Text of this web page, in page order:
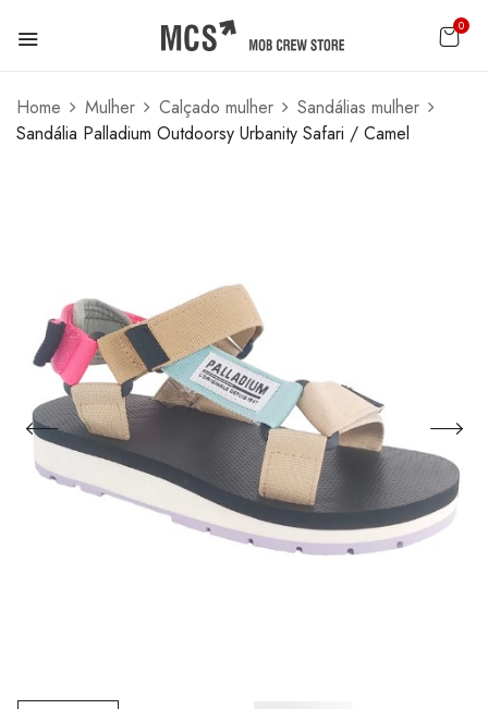
0
Home Mulher Calçado mulher
Sandálias mulher
Sandália Palladium Outdoorsy Urbanity Safari / Camel